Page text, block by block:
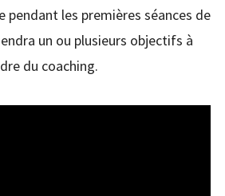
pendant les premières séances de
un ou plusieurs objectifs à
du coaching.